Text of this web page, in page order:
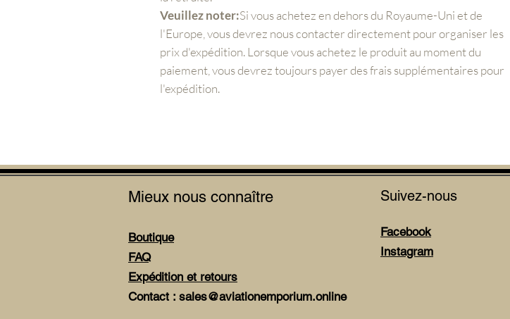
Veuillez noter:Si vous achetez en dehors du Royaume-Uni et de
l'Europe, vous devrez nous contacter directement pour organiser les
prix d'expédition. Lorsque vous achetez le produit au moment du
paiement, vous devrez toujours payer des frais supplémentaires pour
l'expédition.
Mieux nous connaître Suivez-nous
Boutique
FAQ
Expédition et retours
Contact : sales@aviationemporium.online
Facebook
Instagram